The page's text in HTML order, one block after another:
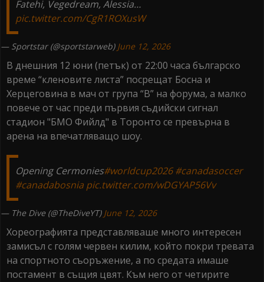
Fatehi, Vegedream, Alessia…
pic.twitter.com/CgR1ROXusW
— Sportstar (@sportstarweb) June 12, 2026
В днешния 12 юни (петък) от 22:00 часа българско
време “кленовите листа” посрещат Босна и
Херцеговина в мач от група “В” на форума, а малко
повече от час преди първия съдийски сигнал
стадион "БМО Фийлд" в Торонто се превърна в
арена на впечатляващо шоу.
Opening Cermonies#worldcup2026 #canadasoccer
#canadabosnia pic.twitter.com/wDGYAP56Vv
— The Dive (@TheDiveYT) June 12, 2026
Хореографията представляваше много интересен
замисъл с голям червен килим, който покри тревата
на спортното съоръжение, а по средата имаше
постамент в същия цвят. Към него от четирите